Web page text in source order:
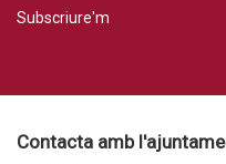
Subscriure'm
Contacta amb